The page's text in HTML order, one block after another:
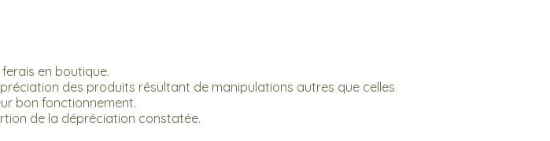
en boutique.
des produits résultant de manipulations autres que celles
bon fonctionnement.
de la dépréciation constatée.